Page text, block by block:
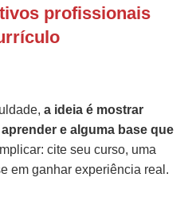
profissionais
a ideia é mostrar
e alguma base que
cite seu curso, uma
em ganhar experiência real.